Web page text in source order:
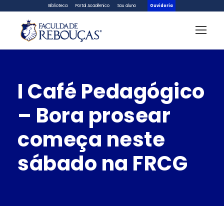
Biblioteca Portal Acadêmico Sou aluno Ouvidoria
I Café Pedagógico
– Bora prosear
começa neste
sábado na FRCG